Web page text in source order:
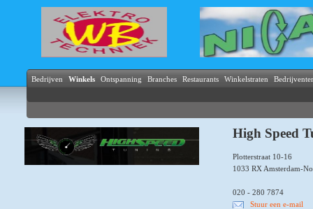
Bedrijven Winkels Ontspanning Branches Restaurants Winkelstraten
High Speed
Plotterstraat 10-16
1033 RX Amsterdam-
020 - 280 7874
Stuur een e-mail